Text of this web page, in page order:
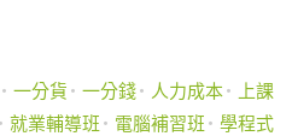
一分貨 一分錢 人力成本
上課
就業輔導班 電腦補習班 學程式